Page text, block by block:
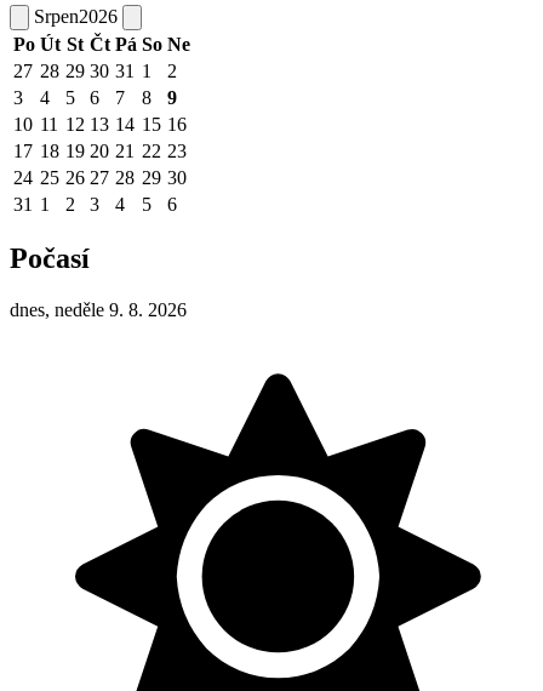
Srpen2026
Po Út St Čt Pá So Ne
27 28 29 30 31 1
2
3
4 5 6 7 8
9
10 11 12 13 14 15 16
17 18 19 20 21 22 23
24 25 26 27 28 29 30
31 1 2 3 4 5 6
Počasí
dnes, neděle 9. 8. 2026